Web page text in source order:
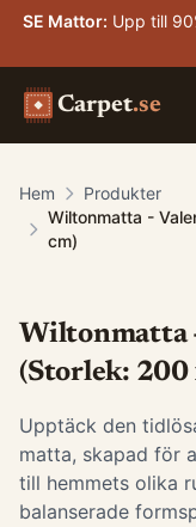
SE Mattor: Upp till
Carpet.se
Hem
Produkter
Wiltonmatta -
cm)
Wiltonmatta
(Storlek: 200
Upptäck den
matta, skapad för
till hemmets olika
balanserade